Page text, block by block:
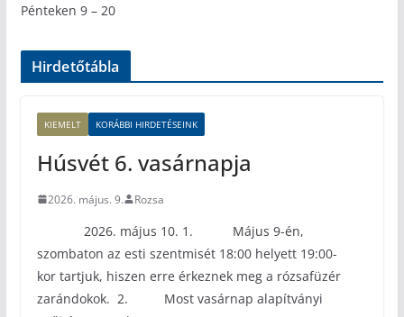
Pénteken 9 – 20
Hirdetőtábla
KIEMELT KORÁBBI HIRDETÉSEINK
Húsvét 6. vasárnapja
2026. május. 9. Rozsa
2026. május 10. 1. Május 9-én,
szombaton az esti szentmisét 18:00 helyett 19:00-
kor tartjuk, hiszen erre érkeznek meg a rózsafüzér
zarándokok. 2. Most vasárnap alapítványi